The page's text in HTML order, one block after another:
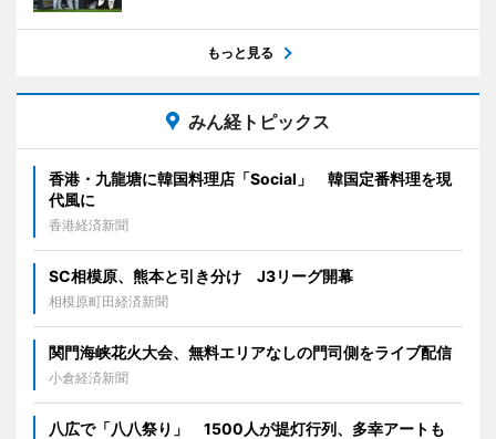
もっと見る
みん経トピックス
香港・九龍塘に韓国料理店「Social」 韓国定番料理を現
代風に
香港経済新聞
SC相模原、熊本と引き分け J3リーグ開幕
相模原町田経済新聞
関門海峡花火大会、無料エリアなしの門司側をライブ配信
小倉経済新聞
八広で「八八祭り」 1500人が提灯行列、多幸アートも